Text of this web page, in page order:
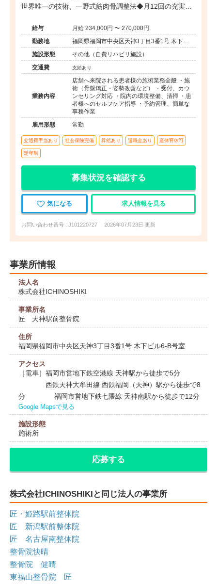
世界唯一の技術、一野式筋肉骨調整法◆月12回の充実し
制度あり◆独立開業支援あり◆海外展開も視野に入れた
成長企業でプロフェッショナルを目指せる環境です。
給与
月給 234,000円 〜 270,000円
勤務地
福岡県福岡市中央区天神3丁目3番1号 木下ビ
ル6-B号室
施設形態
その他（自費リハビリ施設）
交通費
支給あり
業務内容
店舗へ来院される患者様の施術業務全般 ・施
術（骨盤矯正・姿勢改善など） ・受付、カウ
ンセリング対応 ・院内の環境整備、清掃 ・患
者様へのセルフケア指導 ・予約管理、簡単な
事務作業
雇用形態
常勤
交通費手当あり 社会保険完備 昇給あり 退職金あり 産休育休可
定年制
募集状況を確認する
気になる 求人情報を見る
お問い合わせ番号 : J101220727 2026年07月23日 更新
事業所情報
法人名
株式会社ICHINOSHIKI
事業所名
匠 天神駅前整骨院
住所
福岡県福岡市中央区天神3丁目3番1号 木下ビル6-B号室
アクセス
［電車］福岡市営地下鉄空港線 天神駅から徒歩で5分
西鉄天神大牟田線 西鉄福岡（天神）駅から徒歩で8
分 福岡市営地下鉄七隈線 天神南駅から徒歩で12分
Google Mapsで見る
施設形態
施術所
応募する
株式会社ICHINOSHIKIと同じ法人の事業所
匠・姫路駅前整体院
匠 新潟駅前整体院
匠 名古屋南整体院
整骨院快晴
整骨院 健晴
東福山整骨院 匠